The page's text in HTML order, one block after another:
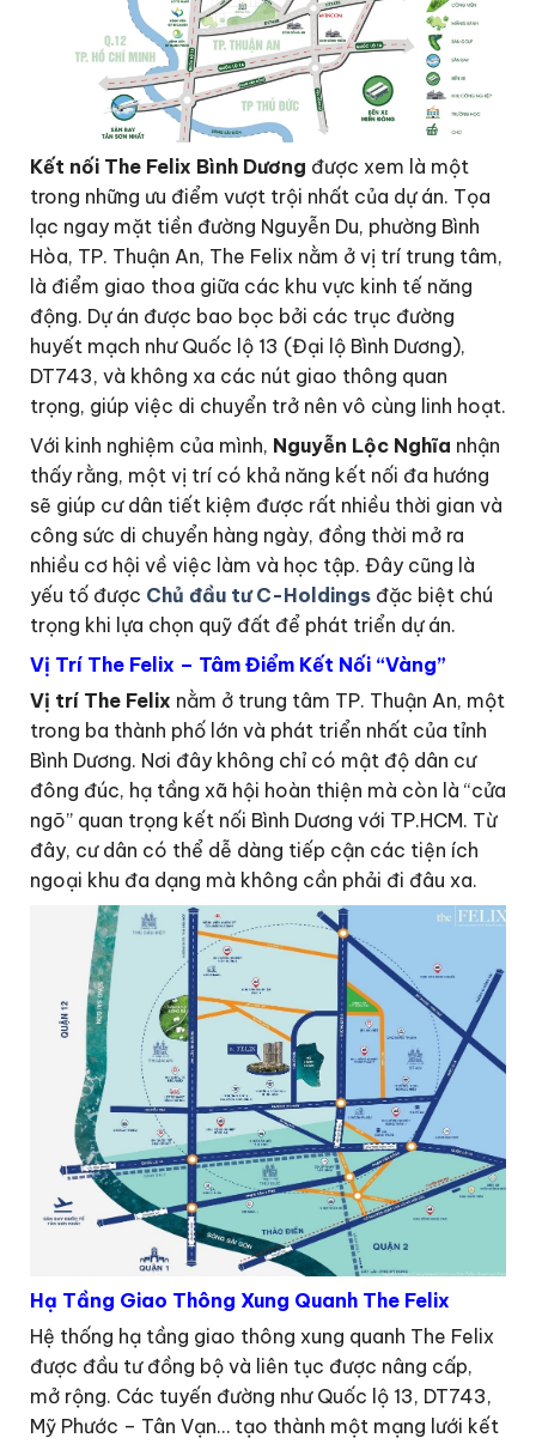
Kết nối The Felix Bình Dương được xem là một
trong những ưu điểm vượt trội nhất của dự án. Tọa
lạc ngay mặt tiền đường Nguyễn Du, phường Bình
Hòa, TP. Thuận An, The Felix nằm ở vị trí trung tâm,
là điểm giao thoa giữa các khu vực kinh tế năng
động. Dự án được bao bọc bởi các trục đường
huyết mạch như Quốc lộ 13 (Đại lộ Bình Dương),
DT743, và không xa các nút giao thông quan
trọng, giúp việc di chuyển trở nên vô cùng linh hoạt.
Với kinh nghiệm của mình, Nguyễn Lộc Nghĩa nhận
thấy rằng, một vị trí có khả năng kết nối đa hướng
sẽ giúp cư dân tiết kiệm được rất nhiều thời gian và
công sức di chuyển hàng ngày, đồng thời mở ra
nhiều cơ hội về việc làm và học tập. Đây cũng là
yếu tố được Chủ đầu tư C-Holdings đặc biệt chú
trọng khi lựa chọn quỹ đất để phát triển dự án.
Vị Trí The Felix – Tâm Điểm Kết Nối “Vàng”
Vị trí The Felix nằm ở trung tâm TP. Thuận An, một
trong ba thành phố lớn và phát triển nhất của tỉnh
Bình Dương. Nơi đây không chỉ có mật độ dân cư
đông đúc, hạ tầng xã hội hoàn thiện mà còn là “cửa
ngõ” quan trọng kết nối Bình Dương với TP.HCM. Từ
đây, cư dân có thể dễ dàng tiếp cận các tiện ích
ngoại khu đa dạng mà không cần phải đi đâu xa.
Hạ Tầng Giao Thông Xung Quanh The Felix
Hệ thống hạ tầng giao thông xung quanh The Felix
được đầu tư đồng bộ và liên tục được nâng cấp,
mở rộng. Các tuyến đường như Quốc lộ 13, DT743,
Mỹ Phước – Tân Vạn… tạo thành một mạng lưới kết